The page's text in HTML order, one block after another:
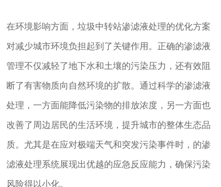
在环境影响方面，垃圾中转站渗滤液处理的优化方案
对减少城市环境负担起到了关键作用。正确的渗滤液
管理不仅减轻了地下水和土壤的污染压力，还有效阻
断了有害物质向自然环境的扩散。通过科学的渗滤液
处理，一方面能降低污染物的排放浓度，另一方面也
改善了周边居民的生活环境，提升城市的整体生态品
质。尤其是在应对极端天气和突发污染事件时，的渗
滤液处理系统展现出优越的应急反应能力，确保污染
风险得以小化。